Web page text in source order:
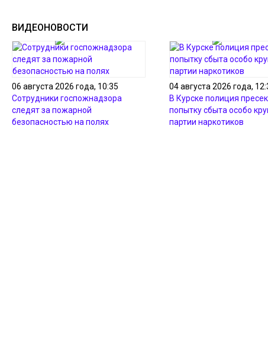
ВИДЕОНОВОСТИ
06 августа 2026 года, 10:35
Сотрудники госпожнадзора
следят за пожарной
безопасностью на полях
04 августа 2026 года,
В Курске полиция
попытку сбыта особо
партии наркотиков